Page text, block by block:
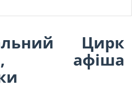
Цирк
афіша